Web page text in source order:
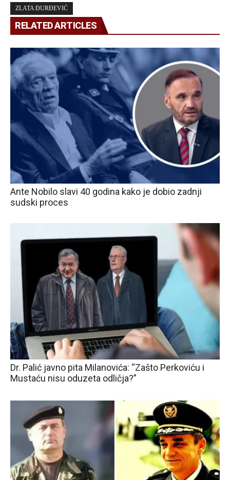
ZLATA ĐURĐEVIĆ
RELATED ARTICLES
Ante Nobilo slavi 40 godina kako je dobio zadnji
sudski proces
Dr. Palić javno pita Milanovića: “Zašto Perkoviću i
Mustaću nisu oduzeta odličja?”